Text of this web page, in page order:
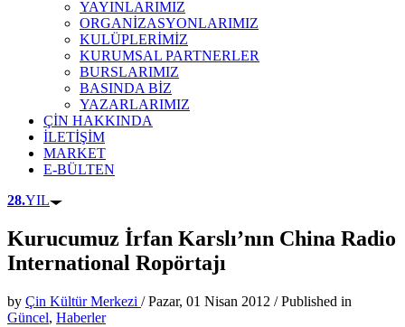
YAYINLARIMIZ
ORGANİZASYONLARIMIZ
KULÜPLERİMİZ
KURUMSAL PARTNERLER
BURSLARIMIZ
BASINDA BİZ
YAZARLARIMIZ
ÇİN HAKKINDA
İLETİŞİM
MARKET
E-BÜLTEN
28.YIL
Kurucumuz İrfan Karslı’nın China Radio
International Ropörtajı
by Çin Kültür Merkezi /Pazar, 01 Nisan 2012 /Published in
Güncel, Haberler